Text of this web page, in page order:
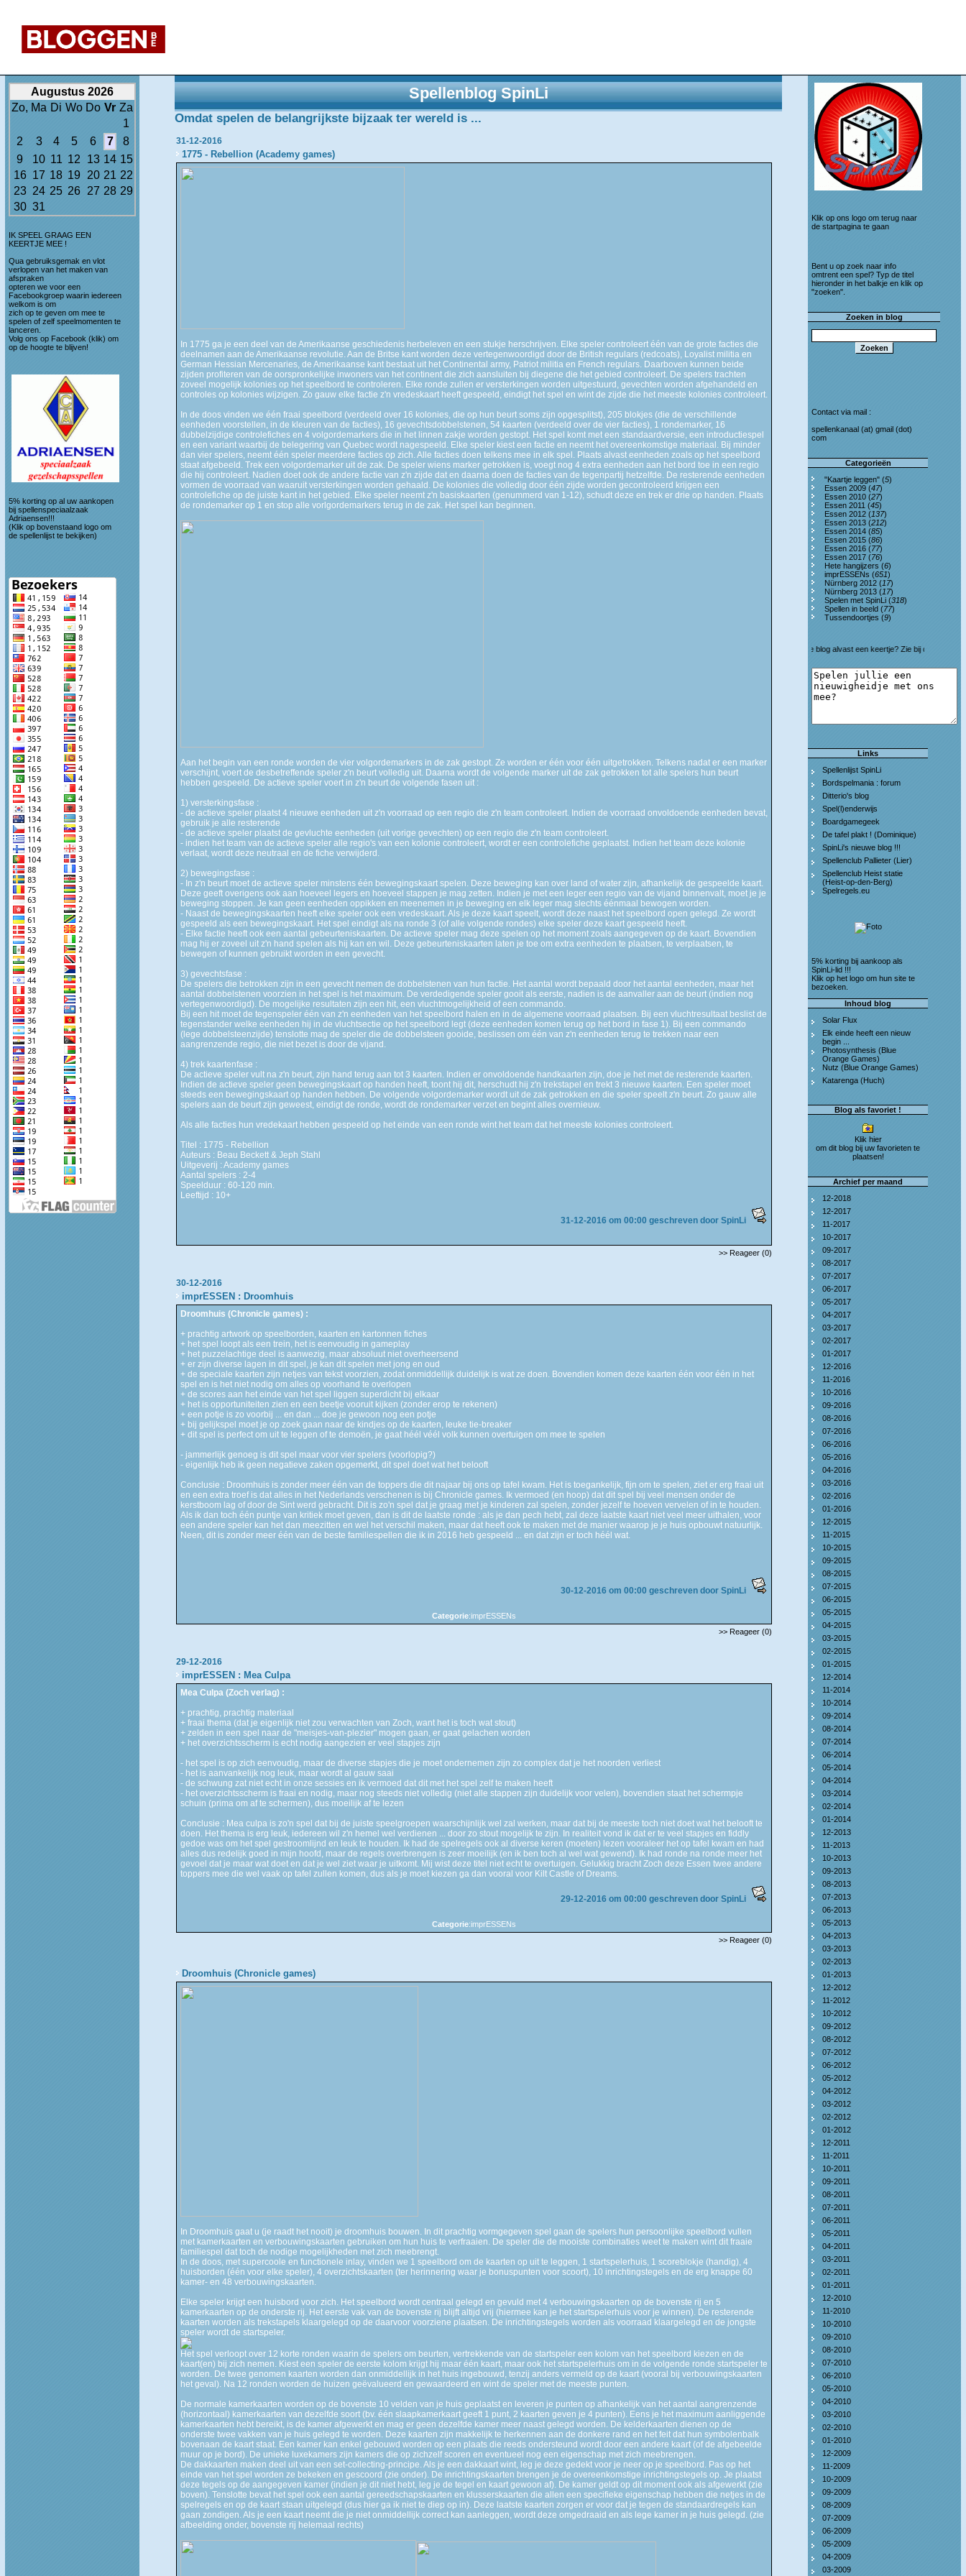
Augustus 2026
Zo, Ma Di Wo Do Vr Za
1
2
3 4 5 6 7
8
9
10 11 12 13 14 15
16 17 18 19 20 21 22
23 24 25 26 27 28 29
30 31
IK SPEEL GRAAG EEN
KEERTJE MEE !
Qua gebruiksgemak en vlot
verlopen van het maken van
afspraken
opteren we voor een
Facebookgroep waarin iedereen
welkom is om
zich op te geven om mee te
spelen of zelf speelmomenten te
lanceren.
Volg ons op Facebook (klik) om
op de hoogte te blijven!
5% korting op al uw aankopen
bij spellenspeciaalzaak
Adriaensen!!!
(Klik op bovenstaand logo om
de spellenlijst te bekijken)
Spellenblog SpinLi
Omdat spelen de belangrijkste bijzaak ter wereld is ...
31-12-2016
1775 - Rebellion (Academy games)
In 1775 ga je een deel van de Amerikaanse geschiedenis herbeleven en een stukje herschrijven. Elke speler controleert één van de grote facties die
deelnamen aan de Amerikaanse revolutie. Aan de Britse kant worden deze vertegenwoordigd door de British regulars (redcoats), Loyalist militia en
German Hessian Mercenaries, de Amerikaanse kant bestaat uit het Continental army, Patriot militia en French regulars. Daarboven kunnen beide
zijden profiteren van de oorspronkelijke inwoners van het continent die zich aansluiten bij diegene die het gebied controleert. De spelers trachten
zoveel mogelijk kolonies op het speelbord te controleren. Elke ronde zullen er versterkingen worden uitgestuurd, gevechten worden afgehandeld en
controles op kolonies wijzigen. Zo gauw elke factie z'n vredeskaart heeft gespeeld, eindigt het spel en wint de zijde die het meeste kolonies controleert.
In de doos vinden we één fraai speelbord (verdeeld over 16 kolonies, die op hun beurt soms zijn opgesplitst), 205 blokjes (die de verschillende
eenheden voorstellen, in de kleuren van de facties), 16 gevechtsdobbelstenen, 54 kaarten (verdeeld over de vier facties), 1 rondemarker, 16
dubbelzijdige controlefiches en 4 volgordemarkers die in het linnen zakje worden gestopt. Het spel komt met een standaardversie, een introductiespel
en een variant waarbij de belegering van Quebec wordt nagespeeld. Elke speler kiest een factie en neemt het overeenkomstige materiaal. Bij minder
dan vier spelers, neemt één speler meerdere facties op zich. Alle facties doen telkens mee in elk spel. Plaats alvast eenheden zoals op het speelbord
staat afgebeeld. Trek een volgordemarker uit de zak. De speler wiens marker getrokken is, voegt nog 4 extra eenheden aan het bord toe in een regio
die hij controleert. Nadien doet ook de andere factie van z'n zijde dat en daarna doen de facties van de tegenpartij hetzelfde. De resterende eenheden
vormen de voorraad van waaruit versterkingen worden gehaald. De kolonies die volledig door één zijde worden gecontroleerd krijgen een
controlefiche op de juiste kant in het gebied. Elke speler neemt z'n basiskaarten (genummerd van 1-12), schudt deze en trek er drie op handen. Plaats
de rondemarker op 1 en stop alle vorlgordemarkers terug in de zak. Het spel kan beginnen.
Aan het begin van een ronde worden de vier volgordemarkers in de zak gestopt. Ze worden er één voor één uitgetrokken. Telkens nadat er een marker
verschijnt, voert de desbetreffende speler z'n beurt volledig uit. Daarna wordt de volgende marker uit de zak getrokken tot alle spelers hun beurt
hebben gespeeld. De actieve speler voert in z'n beurt de volgende fasen uit :
1) versterkingsfase :
- de actieve speler plaatst 4 nieuwe eenheden uit z'n voorraad op een regio die z'n team controleert. Indien de voorraad onvoldoende eenheden bevat,
gebruik je alle resterende
- de actieve speler plaatst de gevluchte eenheden (uit vorige gevechten) op een regio die z'n team controleert.
- indien het team van de actieve speler alle regio's van een kolonie controleert, wordt er een controlefiche geplaatst. Indien het team deze kolonie
verlaat, wordt deze neutraal en de fiche verwijderd.
2) bewegingsfase :
- In z'n beurt moet de actieve speler minstens één bewegingskaart spelen. Deze beweging kan over land of water zijn, afhankelijk de gespeelde kaart.
Deze geeft overigens ook aan hoeveel legers en hoeveel stappen je mag zetten. Indien je met een leger een regio van de vijand binnenvalt, moet je je
beweging stoppen. Je kan geen eenheden oppikken en meenemen in je beweging en elk leger mag slechts éénmaal bewogen worden.
- Naast de bewegingskaarten heeft elke speler ook een vredeskaart. Als je deze kaart speelt, wordt deze naast het speelbord open gelegd. Ze wordt
gespeeld als een bewegingskaart. Het spel eindigt als na ronde 3 (of alle volgende rondes) elke speler deze kaart gespeeld heeft.
- Elke factie heeft ook een aantal gebeurteniskaarten. De actieve speler mag deze spelen op het moment zoals aangegeven op de kaart. Bovendien
mag hij er zoveel uit z'n hand spelen als hij kan en wil. Deze gebeurteniskaarten laten je toe om extra eenheden te plaatsen, te verplaatsen, te
bewegen of kunnen gebruikt worden in een gevecht.
3) gevechtsfase :
De spelers die betrokken zijn in een gevecht nemen de dobbelstenen van hun factie. Het aantal wordt bepaald door het aantal eenheden, maar het
aantal dobbelstenen voorzien in het spel is het maximum. De verdedigende speler gooit als eerste, nadien is de aanvaller aan de beurt (indien nog
vertegenwoordigd). De mogelijke resultaten zijn een hit, een vluchtmogelijkheid of een commando.
Bij een hit moet de tegenspeler één van z'n eenheden van het speelbord halen en in de algemene voorraad plaatsen. Bij een vluchtresultaat beslist de
tegenstander welke eenheden hij in de vluchtsectie op het speelbord legt (deze eenheden komen terug op het bord in fase 1). Bij een commando
(lege dobbelsteenzijde) tenslotte mag de speler die de dobbelsteen gooide, beslissen om één van z'n eenheden terug te trekken naar een
aangrenzende regio, die niet bezet is door de vijand.
4) trek kaartenfase :
De actieve speler vult na z'n beurt, zijn hand terug aan tot 3 kaarten. Indien er onvoldoende handkaarten zijn, doe je het met de resterende kaarten.
Indien de actieve speler geen bewegingskaart op handen heeft, toont hij dit, herschudt hij z'n trekstapel en trekt 3 nieuwe kaarten. Een speler moet
steeds een bewegingskaart op handen hebben. De volgende volgordemarker wordt uit de zak getrokken en die speler speelt z'n beurt. Zo gauw alle
spelers aan de beurt zijn geweest, eindigt de ronde, wordt de rondemarker verzet en begint alles overnieuw.
Als alle facties hun vredekaart hebben gespeeld op het einde van een ronde wint het team dat het meeste kolonies controleert.
Titel : 1775 - Rebellion
Auteurs : Beau Beckett & Jeph Stahl
Uitgeverij : Academy games
Aantal spelers : 2-4
Speelduur : 60-120 min.
Leeftijd : 10+
31-12-2016 om 00:00 geschreven door SpinLi
>> Reageer (0)
30-12-2016
imprESSEN : Droomhuis
Droomhuis (Chronicle games) :
+ prachtig artwork op speelborden, kaarten en kartonnen fiches
+ het spel loopt als een trein, het is eenvoudig in gameplay
+ het puzzelachtige deel is aanwezig, maar absoluut niet overheersend
+ er zijn diverse lagen in dit spel, je kan dit spelen met jong en oud
+ de speciale kaarten zijn netjes van tekst voorzien, zodat onmiddellijk duidelijk is wat ze doen. Bovendien komen deze kaarten één voor één in het
spel en is het niet nodig om alles op voorhand te overlopen
+ de scores aan het einde van het spel liggen superdicht bij elkaar
+ het is opportuniteiten zien en een beetje vooruit kijken (zonder erop te rekenen)
+ een potje is zo voorbij ... en dan ... doe je gewoon nog een potje
+ bij gelijkspel moet je op zoek gaan naar de kindjes op de kaarten, leuke tie-breaker
+ dit spel is perfect om uit te leggen of te demoën, je gaat héél véél volk kunnen overtuigen om mee te spelen
- jammerlijk genoeg is dit spel maar voor vier spelers (voorlopig?)
- eigenlijk heb ik geen negatieve zaken opgemerkt, dit spel doet wat het belooft
Conclusie : Droomhuis is zonder meer één van de toppers die dit najaar bij ons op tafel kwam. Het is toegankelijk, fijn om te spelen, ziet er erg fraai uit
en een extra troef is dat alles in het Nederlands verschenen is bij Chronicle games. Ik vermoed (en hoop) dat dit spel bij veel mensen onder de
kerstboom lag of door de Sint werd gebracht. Dit is zo'n spel dat je graag met je kinderen zal spelen, zonder jezelf te hoeven vervelen of in te houden.
Als ik dan toch één puntje van kritiek moet geven, dan is dit de laatste ronde : als je dan pech hebt, zal deze laatste kaart niet veel meer uithalen, voor
een andere speler kan het dan meezitten en wel het verschil maken, maar dat heeft ook te maken met de manier waarop je je huis opbouwt natuurlijk.
Neen, dit is zonder meer één van de beste familiespellen die ik in 2016 heb gespeeld ... en dat zijn er toch héél wat.
30-12-2016 om 00:00 geschreven door SpinLi
Categorie:imprESSENs
>> Reageer (0)
29-12-2016
imprESSEN : Mea Culpa
Mea Culpa (Zoch verlag) :
+ prachtig, prachtig materiaal
+ fraai thema (dat je eigenlijk niet zou verwachten van Zoch, want het is toch wat stout)
+ zelden in een spel naar de "meisjes-van-plezier" mogen gaan, er gaat gelachen worden
+ het overzichtsscherm is echt nodig aangezien er veel stapjes zijn
- het spel is op zich eenvoudig, maar de diverse stapjes die je moet ondernemen zijn zo complex dat je het noorden verliest
- het is aanvankelijk nog leuk, maar wordt al gauw saai
- de schwung zat niet echt in onze sessies en ik vermoed dat dit met het spel zelf te maken heeft
- het overzichtsscherm is fraai en nodig, maar nog steeds niet volledig (niet alle stappen zijn duidelijk voor velen), bovendien staat het schermpje
schuin (prima om af te schermen), dus moeilijk af te lezen
Conclusie : Mea culpa is zo'n spel dat bij de juiste speelgroepen waarschijnlijk wel zal werken, maar dat bij de meeste toch niet doet wat het belooft te
doen. Het thema is erg leuk, iedereen wil z'n hemel wel verdienen ... door zo stout mogelijk te zijn. In realiteit vond ik dat er te veel stapjes en fiddly
gedoe was om het spel gestroomlijnd en leuk te houden. Ik had de spelregels ook al diverse keren (moeten) lezen vooraleer het op tafel kwam en had
alles dus redelijk goed in mijn hoofd, maar de regels overbrengen is zeer moeilijk (en ik ben toch al wel wat gewend). Ik had ronde na ronde meer het
gevoel dat je maar wat doet en dat je wel ziet waar je uitkomt. Mij wist deze titel niet echt te overtuigen. Gelukkig bracht Zoch deze Essen twee andere
toppers mee die wel vaak op tafel zullen komen, dus als je moet kiezen ga dan vooral voor Kilt Castle of Dreams.
29-12-2016 om 00:00 geschreven door SpinLi
Categorie:imprESSENs
>> Reageer (0)
Droomhuis (Chronicle games)
In Droomhuis gaat u (je raadt het nooit) je droomhuis bouwen. In dit prachtig vormgegeven spel gaan de spelers hun persoonlijke speelbord vullen
met kamerkaarten en verbouwingskaarten gebruiken om hun huis te verfraaien. De speler die de mooiste combinaties weet te maken wint dit fraaie
familiespel dat toch de nodige mogelijkheden met zich meebrengt.
In de doos, met supercoole en functionele inlay, vinden we 1 speelbord om de kaarten op uit te leggen, 1 startspelerhuis, 1 scoreblokje (handig), 4
huisborden (één voor elke speler), 4 overzichtskaarten (ter herinnering waar je bonuspunten voor scoort), 10 inrichtingstegels en de erg knappe 60
kamer- en 48 verbouwingskaarten.
Elke speler krijgt een huisbord voor zich. Het speelbord wordt centraal gelegd en gevuld met 4 verbouwingskaarten op de bovenste rij en 5
kamerkaarten op de onderste rij. Het eerste vak van de bovenste rij blijft altijd vrij (hiermee kan je het startspelerhuis voor je winnen). De resterende
kaarten worden als trekstapels klaargelegd op de daarvoor voorziene plaatsen. De inrichtingstegels worden als voorraad klaargelegd en de jongste
speler wordt de startspeler.
Het spel verloopt over 12 korte ronden waarin de spelers om beurten, vertrekkende van de startspeler een kolom van het speelbord kiezen en de
kaart(en) bij zich nemen. Kiest een speler de eerste kolom krijgt hij maar één kaart, maar ook het startspelerhuis om in de volgende ronde startspeler te
worden. De twee genomen kaarten worden dan onmiddellijk in het huis ingebouwd, tenzij anders vermeld op de kaart (vooral bij verbouwingskaarten
het geval). Na 12 ronden worden de huizen geëvalueerd en gewaardeerd en wint de speler met de meeste punten.
De normale kamerkaarten worden op de bovenste 10 velden van je huis geplaatst en leveren je punten op afhankelijk van het aantal aangrenzende
(horizontaal) kamerkaarten van dezelfde soort (bv. één slaapkamerkaart geeft 1 punt, 2 kaarten geven je 4 punten). Eens je het maximum aanliggende
kamerkaarten hebt bereikt, is de kamer afgewerkt en mag er geen dezelfde kamer meer naast gelegd worden. De kelderkaarten dienen op de
onderste twee vakken van je huis gelegd te worden. Deze kaarten zijn makkelijk te herkennen aan de donkere rand en het feit dat hun symbolenbalk
bovenaan de kaart staat. Een kamer kan enkel gebouwd worden op een plaats die reeds ondersteund wordt door een andere kaart (of de afgebeelde
muur op je bord). De unieke luxekamers zijn kamers die op zichzelf scoren en eventueel nog een eigenschap met zich meebrengen.
De dakkaarten maken deel uit van een set-collecting-principe. Als je een dakkaart wint, leg je deze gedekt voor je neer op je speelbord. Pas op het
einde van het spel worden ze bekeken en gescoord (zie onder). De inrichtingskaarten brengen je de overeenkomstige inrichtingstegels op. Je plaatst
deze tegels op de aangegeven kamer (indien je dit niet hebt, leg je de tegel en kaart gewoon af). De kamer geldt op dit moment ook als afgewerkt (zie
boven). Tenslotte bevat het spel ook een aantal gereedschapskaarten en klusserskaarten die allen een specifieke eigenschap hebben die netjes in de
spelregels en op de kaart staan uitgelegd (dus hier ga ik niet te diep op in). Deze laatste kaarten zorgen er voor dat je tegen de standaardregels kan
gaan zondigen. Als je een kaart neemt die je niet onmiddellijk correct kan aanleggen, wordt deze omgedraaid en als lege kamer in je huis gelegd. (zie
afbeelding onder, bovenste rij helemaal rechts)
Klik op ons logo om terug naar
de startpagina te gaan
Bent u op zoek naar info
omtrent een spel? Typ de titel
hieronder in het balkje en klik op
"zoeken".
Zoeken in blog
Contact via mail :
spellenkanaal (at) gmail (dot)
com
Categorieën
"Kaartje leggen" (5)
Essen 2009 (47)
Essen 2010 (27)
Essen 2011 (45)
Essen 2012 (137)
Essen 2013 (212)
Essen 2014 (85)
Essen 2015 (86)
Essen 2016 (77)
Essen 2017 (76)
Hete hangijzers (6)
imprESSENs (651)
Nürnberg 2012 (17)
Nürnberg 2013 (17)
Spelen met SpinLi (318)
Spellen in beeld (77)
Tussendoortjes (9)
Bezoek je onze nieuwe blog alvast een keertje? Zie bij de links!
Links
Spellenlijst SpinLi
Bordspelmania : forum
Ditterio's blog
Spel(l)enderwijs
Boardgamegeek
De tafel plakt ! (Dominique)
SpinLi's nieuwe blog !!!
Spellenclub Pallieter (Lier)
Spellenclub Heist statie
(Heist-op-den-Berg)
Spelregels.eu
5% korting bij aankoop als
SpinLi-lid !!!
Klik op het logo om hun site te
bezoeken.
Inhoud blog
Solar Flux
Elk einde heeft een nieuw
begin ...
Photosynthesis (Blue
Orange Games)
Nutz (Blue Orange Games)
Katarenga (Huch)
Blog als favoriet !
Klik hier
om dit blog bij uw favorieten te
plaatsen!
Archief per maand
12-2018
12-2017
11-2017
10-2017
09-2017
08-2017
07-2017
06-2017
05-2017
04-2017
03-2017
02-2017
01-2017
12-2016
11-2016
10-2016
09-2016
08-2016
07-2016
06-2016
05-2016
04-2016
03-2016
02-2016
01-2016
12-2015
11-2015
10-2015
09-2015
08-2015
07-2015
06-2015
05-2015
04-2015
03-2015
02-2015
01-2015
12-2014
11-2014
10-2014
09-2014
08-2014
07-2014
06-2014
05-2014
04-2014
03-2014
02-2014
01-2014
12-2013
11-2013
10-2013
09-2013
08-2013
07-2013
06-2013
05-2013
04-2013
03-2013
02-2013
01-2013
12-2012
11-2012
10-2012
09-2012
08-2012
07-2012
06-2012
05-2012
04-2012
03-2012
02-2012
01-2012
12-2011
11-2011
10-2011
09-2011
08-2011
07-2011
06-2011
05-2011
04-2011
03-2011
02-2011
01-2011
12-2010
11-2010
10-2010
09-2010
08-2010
07-2010
06-2010
05-2010
04-2010
03-2010
02-2010
01-2010
12-2009
11-2009
10-2009
09-2009
08-2009
07-2009
06-2009
05-2009
04-2009
03-2009